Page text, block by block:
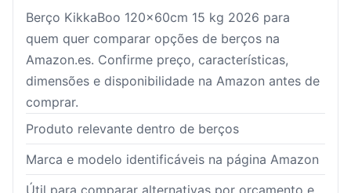
Berço KikkaBoo 120x60cm 15 kg 2026 para
quem quer comparar opções de berços na
Amazon.es. Confirme preço, características,
dimensões e disponibilidade na Amazon antes de
comprar.
Produto relevante dentro de berços
Marca e modelo identificáveis na página Amazon
Útil para comparar alternativas por orçamento e